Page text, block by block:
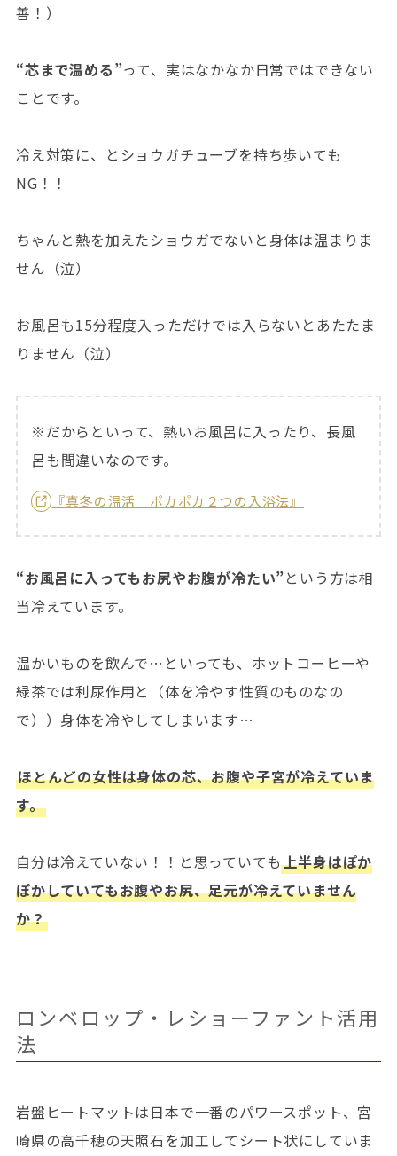
善！）
“芯まで温める”って、実はなかなか日常ではできない
ことです。
冷え対策に、とショウガチューブを持ち歩いても
NG！！
ちゃんと熱を加えたショウガでないと身体は温まりま
せん（泣）
お風呂も15分程度入っただけでは入らないとあたたま
りません（泣）
※だからといって、熱いお風呂に入ったり、長風
呂も間違いなのです。
『真冬の温活 ポカポカ２つの入浴法』
“お風呂に入ってもお尻やお腹が冷たい”という方は相
当冷えています。
温かいものを飲んで…といっても、ホットコーヒーや
緑茶では利尿作用と（体を冷やす性質のものなの
で））身体を冷やしてしまいます…
ほとんどの女性は身体の芯、お腹や子宮が冷えていま
す。
自分は冷えていない！！と思っていても上半身はぽか
ぽかしていてもお腹やお尻、足元が冷えていません
か？
ロンベロップ・レショーファント活用
法
岩盤ヒートマットは日本で一番のパワースポット、宮
崎県の高千穂の天照石を加工してシート状にしていま